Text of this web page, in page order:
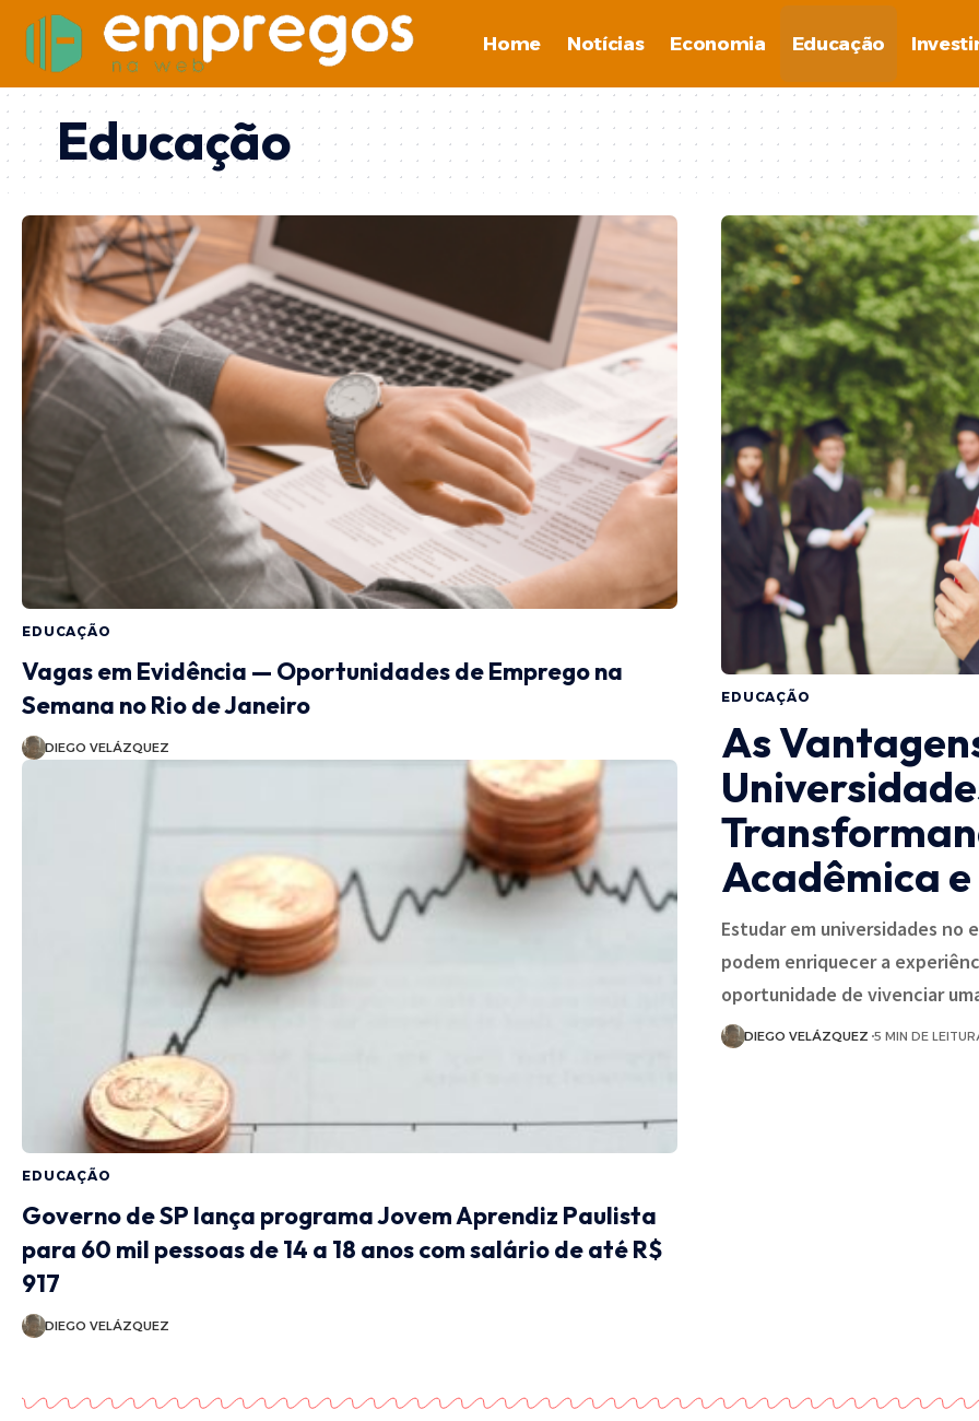
Home Notícias Economia Educação
Educação
EDUCAÇÃO
Vagas em Evidência — Oportunidades de Emprego na
Semana no Rio de Janeiro
DIEGO VELÁZQUEZ
EDUCAÇÃO
Governo de SP lança programa Jovem Aprendiz Paulista
para 60 mil pessoas de 14 a 18 anos com salário de até R$
917
DIEGO VELÁZQUEZ
EDUCAÇÃO
As
Acadêmica
Estudar em universidades no
podem enriquecer a
oportunidade de vivenciar
DIEGO VELÁZQUEZ 5 MIN DE